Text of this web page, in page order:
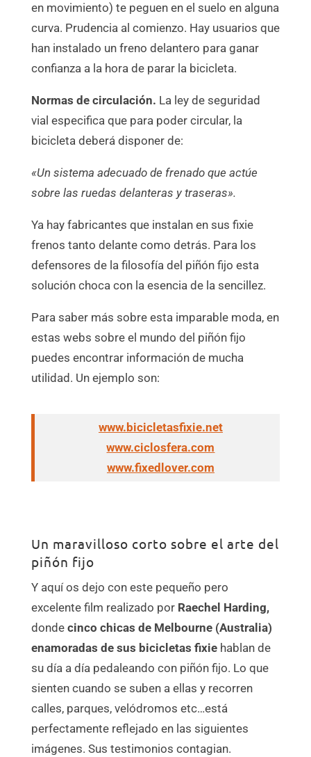
en movimiento) te peguen en el suelo en alguna
curva. Prudencia al comienzo. Hay usuarios que
han instalado un freno delantero para ganar
confianza a la hora de parar la bicicleta.
Normas de circulación. La ley de seguridad
vial especifica que para poder circular, la
bicicleta deberá disponer de:
«Un sistema adecuado de frenado que actúe
sobre las ruedas delanteras y traseras».
Ya hay fabricantes que instalan en sus fixie
frenos tanto delante como detrás. Para los
defensores de la filosofía del piñón fijo esta
solución choca con la esencia de la sencillez.
Para saber más sobre esta imparable moda, en
estas webs sobre el mundo del piñón fijo
puedes encontrar información de mucha
utilidad. Un ejemplo son:
www.bicicletasfixie.net
www.ciclosfera.com
www.fixedlover.com
Un maravilloso corto sobre el arte del
piñón fijo
Y aquí os dejo con este pequeño pero
excelente film realizado por Raechel Harding,
donde cinco chicas de Melbourne (Australia)
enamoradas de sus bicicletas fixie hablan de
su día a día pedaleando con piñón fijo. Lo que
sienten cuando se suben a ellas y recorren
calles, parques, velódromos etc…está
perfectamente reflejado en las siguientes
imágenes. Sus testimonios contagian.